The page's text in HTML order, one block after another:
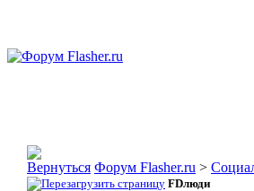
Форум Flasher.ru >
FDлюди